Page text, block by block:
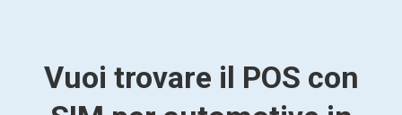
Vuoi trovare il POS con